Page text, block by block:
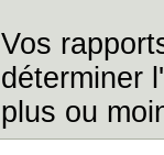
Vos
déterminer
plus ou